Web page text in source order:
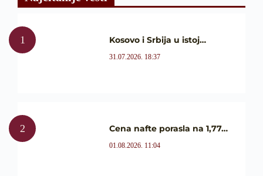
Kosovo i Srbija u istoj…
31.07.2026. 18:37
Cena nafte porasla na 1,77…
01.08.2026. 11:04